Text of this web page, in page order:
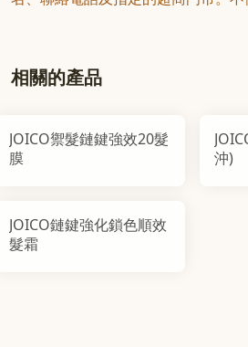
相關的產品
JOICO禦髮鏈鍵強效20髮
膜
沖)
JOICO鏈鍵強化鎖色順效
髮霜